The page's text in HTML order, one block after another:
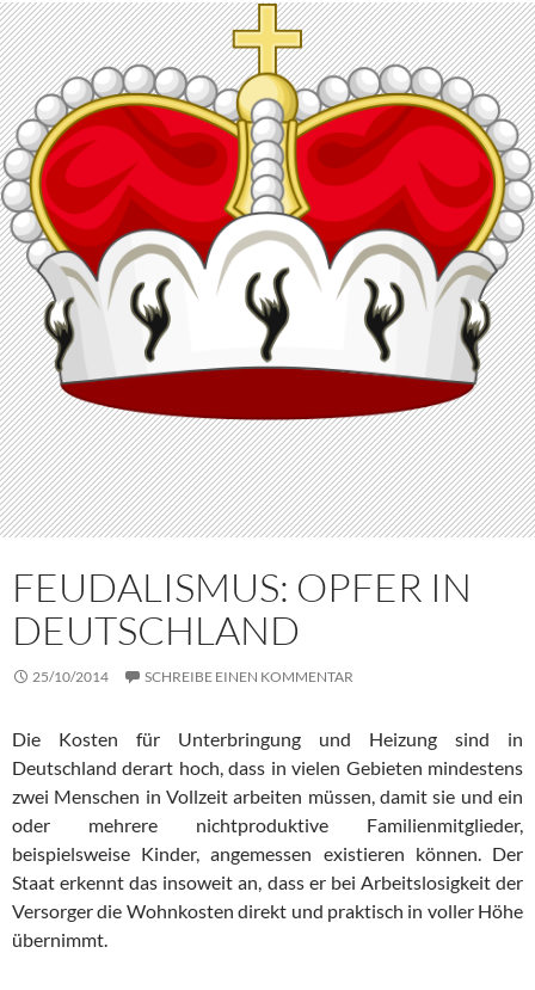
FEUDALISMUS: OPFER IN
DEUTSCHLAND
25/10/2014 SCHREIBE EINEN KOMMENTAR
Die Kosten für Unterbringung und Heizung sind in
Deutschland derart hoch, dass in vielen Gebieten mindestens
zwei Menschen in Voll­zeit arbeiten müssen, damit sie und ein
oder mehrere nicht­pro­duk­ti­ve Familienmitglieder,
beispielsweise Kinder, angemessen exis­tie­ren können. Der
Staat erkennt das insoweit an, dass er bei Ar­beits­lo­sig­keit der
Versorger die Wohnkosten direkt und praktisch in voller Höhe
übernimmt.